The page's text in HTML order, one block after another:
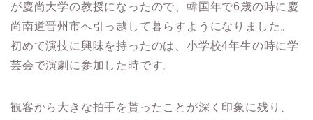
が慶尚大学の教授になったので、韓国年で6歳の時に慶
尚南道晋州市へ引っ越 して暮らすようになりました。
初めて演技に興味を持ったのは、小学校4年生の時に学
芸会で演劇に参加した時です。
観客から大きな拍手を貰ったことが深く印象に残り、